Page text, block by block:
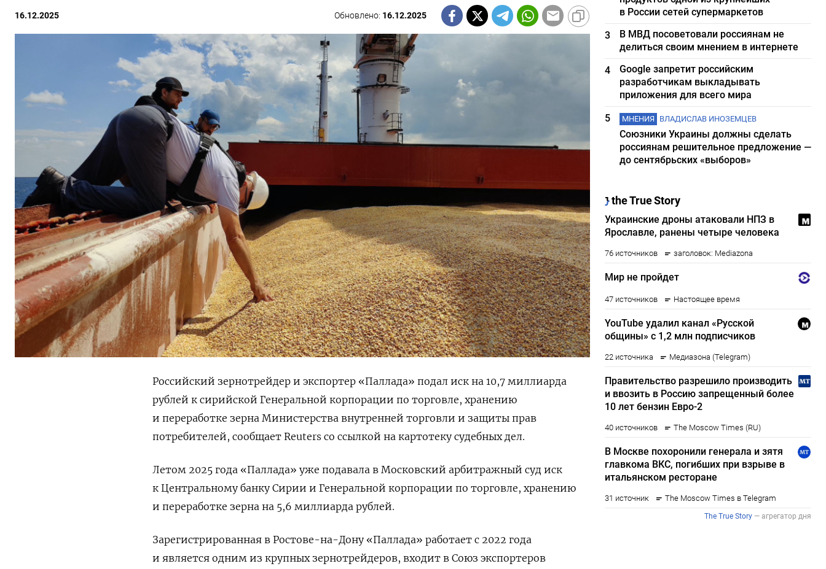
16.12.2025 Обновлено: 16.12.2025
Российский зернотрейдер и экспортер «Паллада» подал иск на 10,7 миллиарда
рублей к сирийской Генеральной корпорации по торговле, хранению
и переработке зерна Министерства внутренней торговли и защиты прав
потребителей, сообщает Reuters со ссылкой на картотеку судебных дел.
Летом 2025 года «Паллада» уже подавала в Московский арбитражный суд иск
к Центральному банку Сирии и Генеральной корпорации по торговле, хранению
и переработке зерна на 5,6 миллиарда рублей.
Зарегистрированная в Ростове-на-Дону «Паллада» работает с 2022 года
и является одним из крупных зернотрейдеров, входит в Союз экспортеров
в России сетей супермаркетов
3
В МВД посоветовали россиянам не
делиться своим мнением в интернете
4
Google запретит российским
разработчикам выкладывать
приложения для всего мира
5
МНЕНИЯ ВЛАДИСЛАВ ИНОЗЕМЦЕВ
Союзники Украины должны сделать
россиянам решительное предложение —
до сентябрьских «выборов»